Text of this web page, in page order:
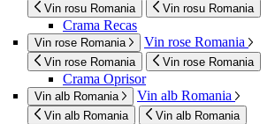
Vin rosu Romania Vin rosu Romania
Crama Recas
Vin rose Romania Vin rose Romania
Vin rose Romania Vin rose Romania
Crama Oprisor
Vin alb Romania Vin alb Romania
Vin alb Romania Vin alb Romania